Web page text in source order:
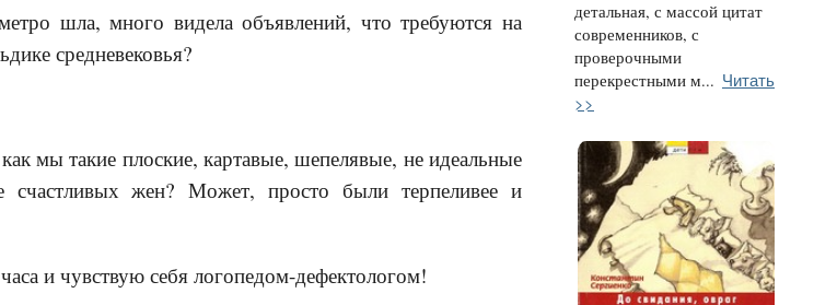
шла, много видела объявлений, что требуются на
средневековья?
мы такие плоские, картавые, шепелявые, не идеальные
счастливых жен? Может, просто были терпеливее и
и чувствую себя логопедом-дефектологом!
детальная, с массой цитат
современников, с
проверочными
перекрестными м... Читать
>>